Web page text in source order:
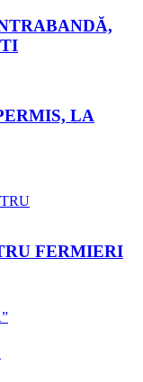
LA
FERMIERI